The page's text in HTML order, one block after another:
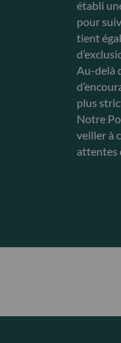
établi
pour
tient
Au-delà
plus
Notre
veiller à
attentes